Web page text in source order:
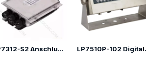
LP7312-S2 Anschlusskasten-Wägezubehör